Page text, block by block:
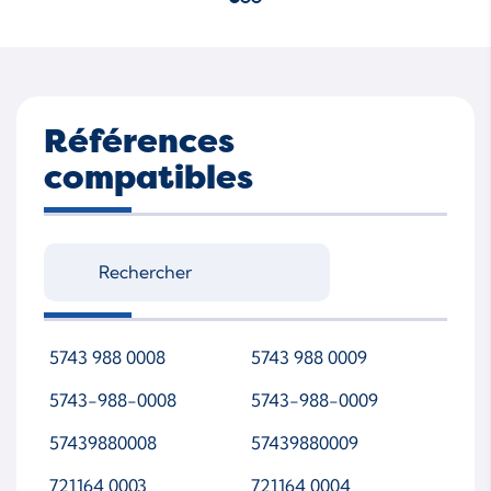
Références
compatibles
5743 988 0008
5743 988 0009
5743-988-0008
5743-988-0009
57439880008
57439880009
721164 0003
721164 0004